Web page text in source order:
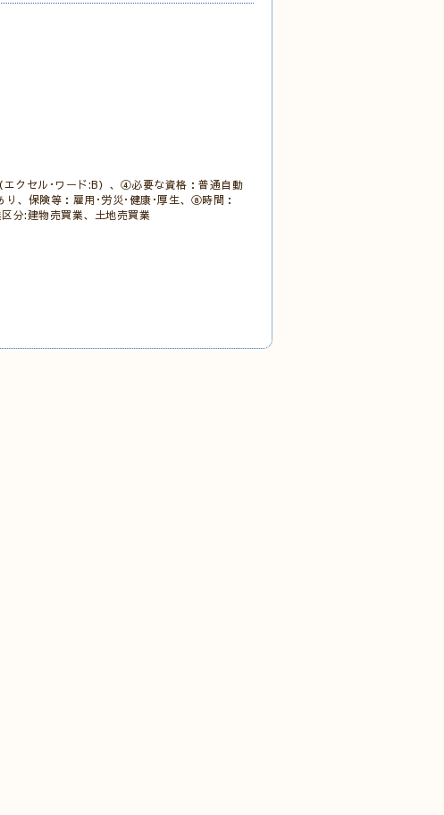
クセル･ワード:B）、④必要な資格：普通自動
、保険等：雇用･労災･健康･厚生、⑧時間：
分:建物売買業、土地売買業